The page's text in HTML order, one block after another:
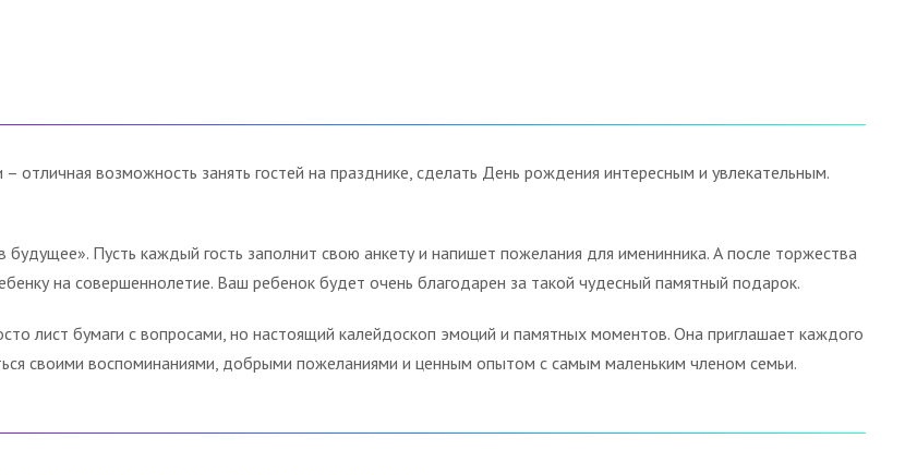
отличная возможность занять гостей на празднике, сделать День рождения интересным и увлекательным.
Пусть каждый гость заполнит свою анкету и напишет пожелания для именинника. А после торжества
на совершеннолетие. Ваш ребенок будет очень благодарен за такой чудесный памятный подарок.
лист бумаги с вопросами, но настоящий калейдоскоп эмоций и памятных моментов. Она приглашает каждого
своими воспоминаниями, добрыми пожеланиями и ценным опытом с самым маленьким членом семьи.